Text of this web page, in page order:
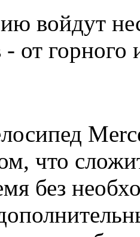
войдут
- от горного
что
без